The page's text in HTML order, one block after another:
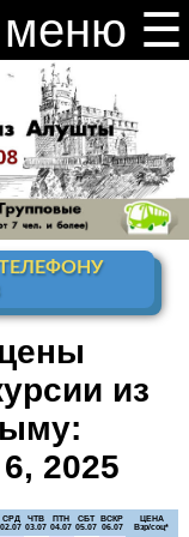
меню ☰
меню ×
2026
по Крыму
из
2025